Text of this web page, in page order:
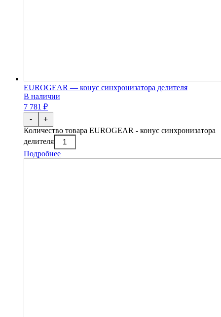
EUROGEAR — конус синхронизатора делителя
В наличии
7 781 ₽
-
Количество товара EUROGEAR - конус синхронизатора
делителя
+
Подробнее